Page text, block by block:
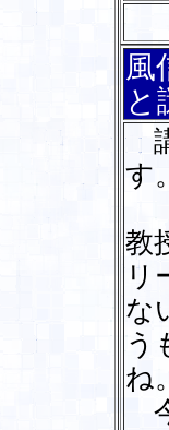
風
と
講
す。
教
リ
な
う
ね。